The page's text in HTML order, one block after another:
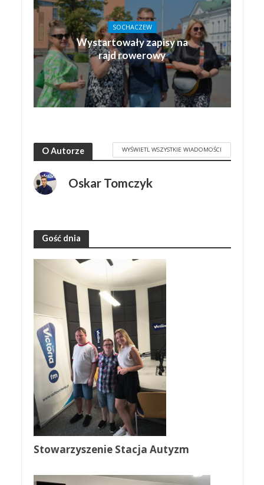
SOCHACZEW
Wystartowały zapisy na
rajd rowerowy
O Autorze WYŚWIETL WSZYSTKIE WIADOMOŚCI
Oskar Tomczyk
Gość dnia
Stowarzyszenie Stacja Autyzm